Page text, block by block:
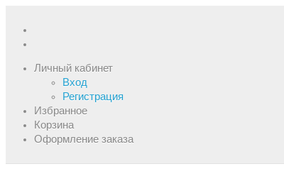
Личный кабинет
Вход
Регистрация
Избранное
Корзина
Оформление заказа